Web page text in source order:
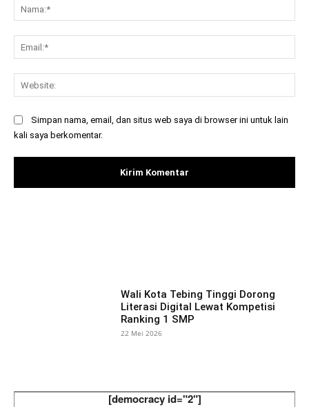
Simpan nama, email, dan situs web saya di browser ini untuk lain
kali saya berkomentar.
Wali Kota Tebing Tinggi Dorong
Literasi Digital Lewat Kompetisi
Ranking 1 SMP
22 Mei 2026
[democracy id="2"]